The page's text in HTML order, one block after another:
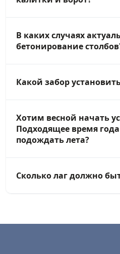
В каких случаях
бетонирование
Какой забор
Хотим весной начать
Подходящее время
подождать лета?
Сколько лаг должно